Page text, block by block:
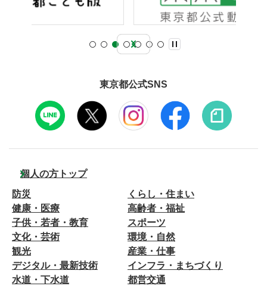
東京都公式SNS
個人の方トップ
防災
くらし・住まい
健康・医療
高齢者・福祉
子供・若者・教育
スポーツ
文化・芸術
環境・自然
観光
産業・仕事
デジタル・最新技術
インフラ・まちづくり
水道・下水道
都営交通